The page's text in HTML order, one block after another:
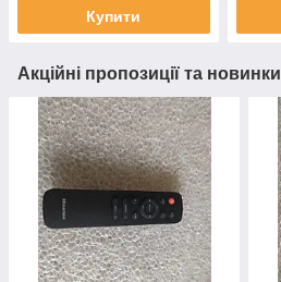
Купити
Акційні пропозиції та новинки